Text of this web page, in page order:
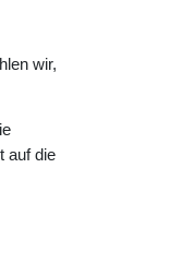
wir,
auf die